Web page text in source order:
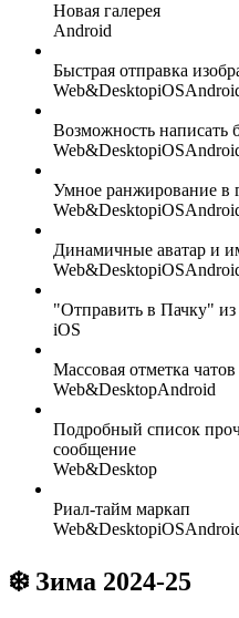
Новая галерея
Android
Быстрая отправка
Web&DesktopiOS
Возможность написать
Web&DesktopiOS
Умное ранжирование в
Web&DesktopiOS
Динамичные аватар и
Web&DesktopiOS
"Отправить в Пачку"
iOS
Массовая отметка
Web&DesktopAndroid
Подробный список
сообщение
Web&Desktop
Риал-тайм маркап
Web&DesktopiOS
❄️ Зима 2024-25